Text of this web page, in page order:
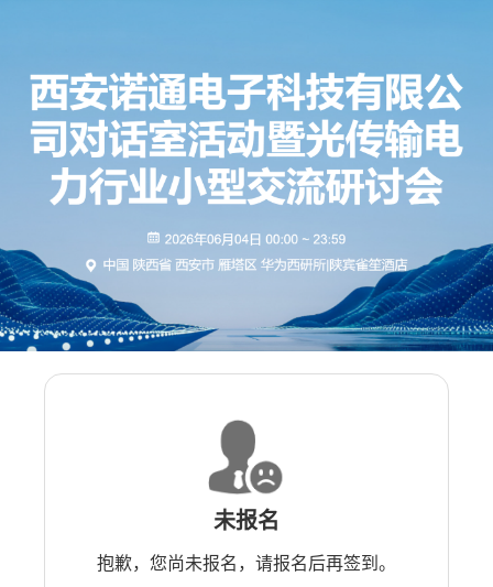
未报名
抱歉，您尚未报名，请报名后再签到。